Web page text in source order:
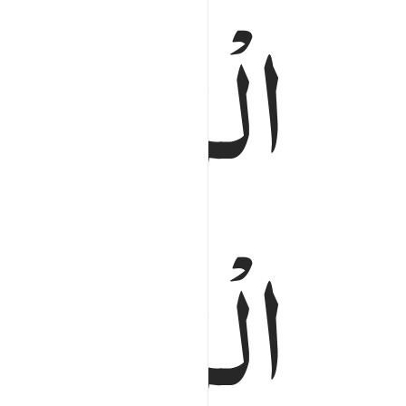
الْمَسْجِدِ
الْمَسْجِدِ